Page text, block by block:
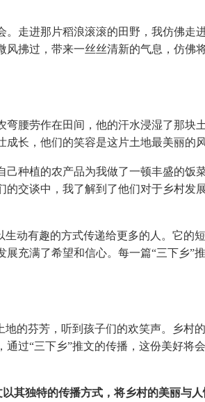
走进那片稻浪滚滚的田野，我仿佛走
拂过，带来一丝丝清新的气息，仿佛
腰劳作在田间，他的汗水浸湿了那块
长，他们的笑容是这片土地最美丽的风
种植的农产品为我做了一顿丰盛的饭
交谈中，我了解到了他们对于乡村发
动有趣的方式传递给更多的人。它的
充满了希望和信心。每一篇“三下乡”
的芬芳，听到孩子们的欢笑声。乡村
过“三下乡”推文的传播，这份美好将
其独特的传播方式，将乡村的美丽与